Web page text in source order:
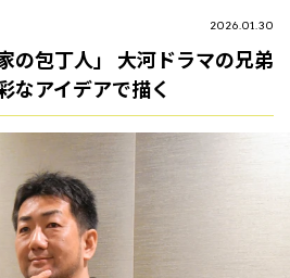
2026.01.30
の包丁人」 大河ドラマの兄弟
なアイデアで描く